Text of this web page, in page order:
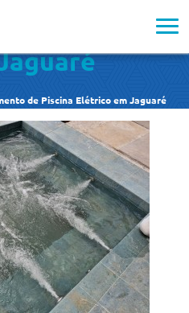
de Piscina
de Piscina Elétrico em Jaguaré